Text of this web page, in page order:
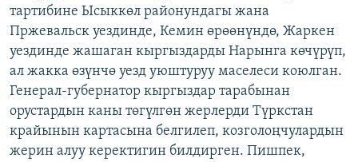
тартибине Ысыккөл районундагы жана
Пржевальск уездинде, Кемин өрөөнүндө, Жаркен
уездинде жашаган кыргыздарды Нарынга көчүрүп,
ал жакка өзүнчө уезд уюштуруу маселеси коюлган.
Генерал-губернатор кыргыздар тарабынан
орустардын каны төгүлгөн жерлерди Түркстан
крайынын картасына белгилеп, козголоңчулардын
жерин алуу керектигин билдирген. Пишпек,